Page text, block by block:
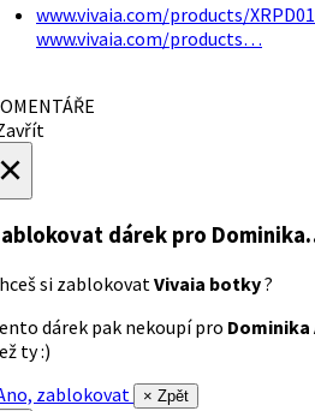
www.vivaia.com/products/
www.vivaia.com/products…
dárek pro
si zablokovatVivaia botky?
dárek pak nekoupí pro
ty :)
zablokovat
× Zpět